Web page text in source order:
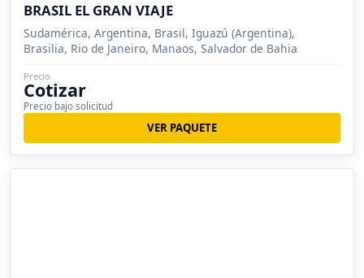
BRASIL EL GRAN VIAJE
Sudamérica, Argentina, Brasil, Iguazú (Argentina),
Brasilia, Rio de Janeiro, Manaos, Salvador de Bahia
Precio
Cotizar
Precio bajo solicitud
VER PAQUETE